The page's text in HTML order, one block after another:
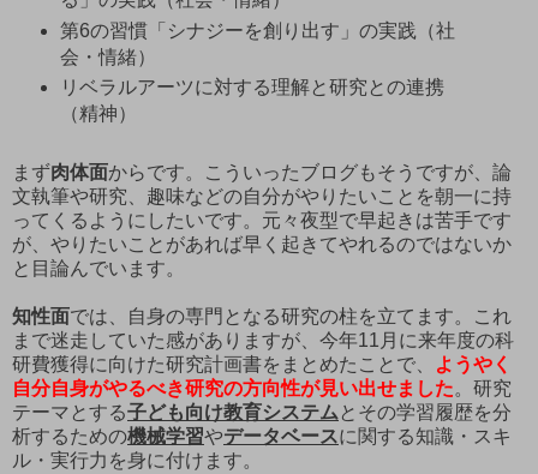
第6の習慣「シナジーを創り出す」の実践（社
会・情緒）
リベラルアーツに対する理解と研究との連携
（精神）
まず肉体面からです。こういったブログもそうですが、論
文執筆や研究、趣味などの自分がやりたいことを朝一に持
ってくるようにしたいです。元々夜型で早起きは苦手です
が、やりたいことがあれば早く起きてやれるのではないか
と目論んでいます。
知性面では、自身の専門となる研究の柱を立てます。これ
まで迷走していた感がありますが、今年11月に来年度の科
研費獲得に向けた研究計画書をまとめたことで、
ようやく
自分自身がやるべき研究の方向性が見い出せました。研究
テーマとする子ども向け教育システム とその学習履歴を分
析するための機械学習やデータベースに関する知識・スキ
ル・実行力を身に付けます。